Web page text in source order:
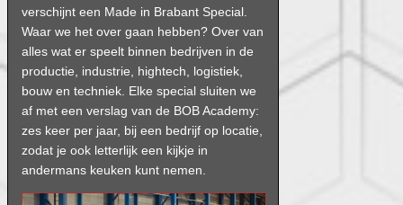
verschijnt een Made in Brabant Special.
Waar we het over gaan hebben? Over van
alles wat er speelt binnen bedrijven in de
productie, industrie, hightech, logistiek,
bouw en techniek. Elke special sluiten we
af met een verslag van de BOB Academy:
zes keer per jaar, bij een bedrijf op locatie,
zodat je ook letterlijk een kijkje in
andermans keuken kunt nemen.